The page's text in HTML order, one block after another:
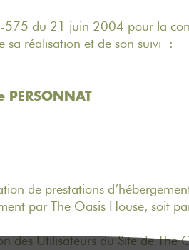
du 21 juin 2004 pour la
sa réalisation et de son suivi :
PERSONNAT
de prestations
par The Oasis House, soit
des Utilisateurs du Site de